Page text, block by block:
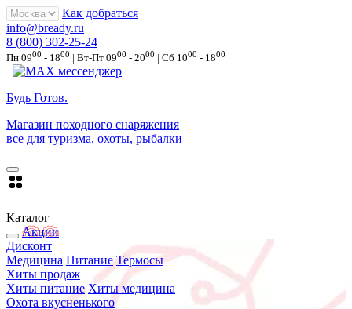
Как добраться
info@bready.ru
8 (800) 302-25-24
Пн 0900 - 1800 | Вт-Пт 0900 - 2000 | Сб 1000 - 1800
Будь Готов.
Магазин походного снаряжения
все для туризма, охоты, рыбалки
Каталог
Акции
Дисконт
Медицина Питание Термосы
Хиты продаж
Хиты питание Хиты медицина
Охота вкусненького